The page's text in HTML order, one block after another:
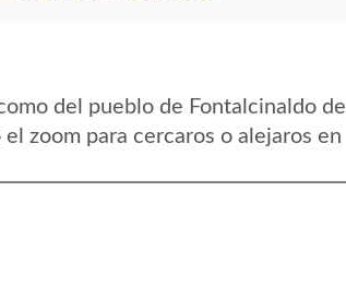
del pueblo de Fontalcinaldo del
zoom para cercaros o alejaros en